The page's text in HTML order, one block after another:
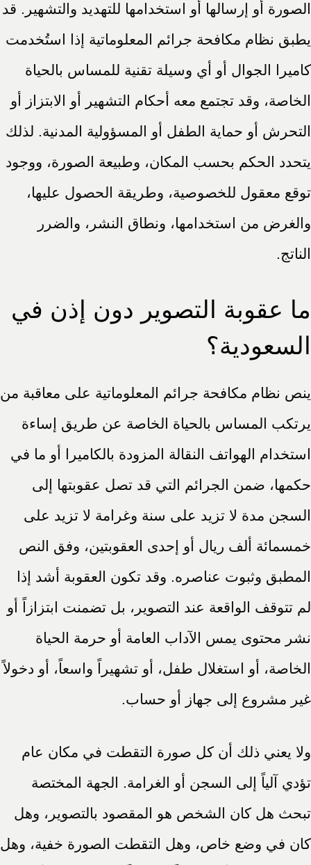
الصورة أو إرسالها أو استخدامها للتهديد والتشهير. قد
يطبق نظام مكافحة جرائم المعلوماتية إذا استُخدمت
كاميرا الجوال أو أي وسيلة تقنية للمساس بالحياة
الخاصة، وقد تجتمع معه أحكام التشهير أو الابتزاز أو
التحرش أو حماية الطفل أو المسؤولية المدنية. لذلك
يتحدد الحكم بحسب المكان، وطبيعة الصورة، ووجود
توقع معقول للخصوصية، وطريقة الحصول عليها،
والغرض من استخدامها، ونطاق النشر، والضرر
الناتج.
ما عقوبة التصوير دون إذن في
السعودية؟
ينص نظام مكافحة جرائم المعلوماتية على معاقبة من
يرتكب المساس بالحياة الخاصة عن طريق إساءة
استخدام الهواتف النقالة المزودة بالكاميرا أو ما في
حكمها، ضمن الجرائم التي قد تصل عقوبتها إلى
السجن مدة لا تزيد على سنة وغرامة لا تزيد على
خمسمائة ألف ريال أو إحدى العقوبتين، وفق النص
المطبق وثبوت عناصره. وقد تكون العقوبة أشد إذا
لم تتوقف الواقعة عند التصوير، بل تضمنت ابتزازاً أو
نشر محتوى يمس الآداب العامة أو حرمة الحياة
الخاصة، أو استغلال طفل، أو تشهيراً واسعاً، أو دخولاً
غير مشروع إلى جهاز أو حساب.
ولا يعني ذلك أن كل صورة التقطت في مكان عام
تؤدي آلياً إلى السجن أو الغرامة. الجهة المختصة
تبحث هل كان الشخص هو المقصود بالتصوير، وهل
كان في وضع خاص، وهل التقطت الصورة خفية، وهل